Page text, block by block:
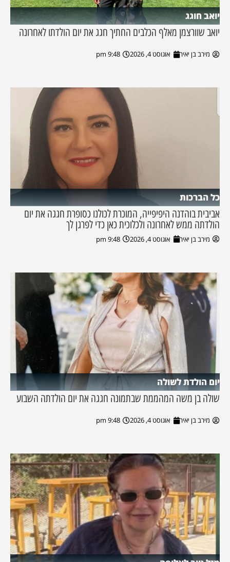
יואב חוגג
יואב שוורצמן מאלף הכלבים החתיך חגג את יום הולדתו לאחרונה
מירב בן יאיר אוגוסט 4, 2026 9:48 pm
כל הברכות
אביבית בוהדנה היפיפייה, המוכרת לכולנו כסופרת חגגה את יום
הולדתה ממש לאחרונה ולכלוכית כאן כדי לפרגן לך
מירב בן יאיר אוגוסט 4, 2026 9:48 pm
יום הולדת לשולה
שולה בן משה המהממת שבתמונה חגגה את יום הולדתה השבוע
מירב בן יאיר אוגוסט 4, 2026 9:48 pm